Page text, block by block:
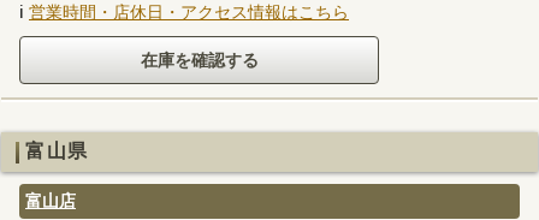
ℹ 営業時間・店休日・アクセス情報はこちら
富山県
富山店